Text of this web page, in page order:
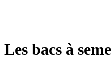
Les bacs à